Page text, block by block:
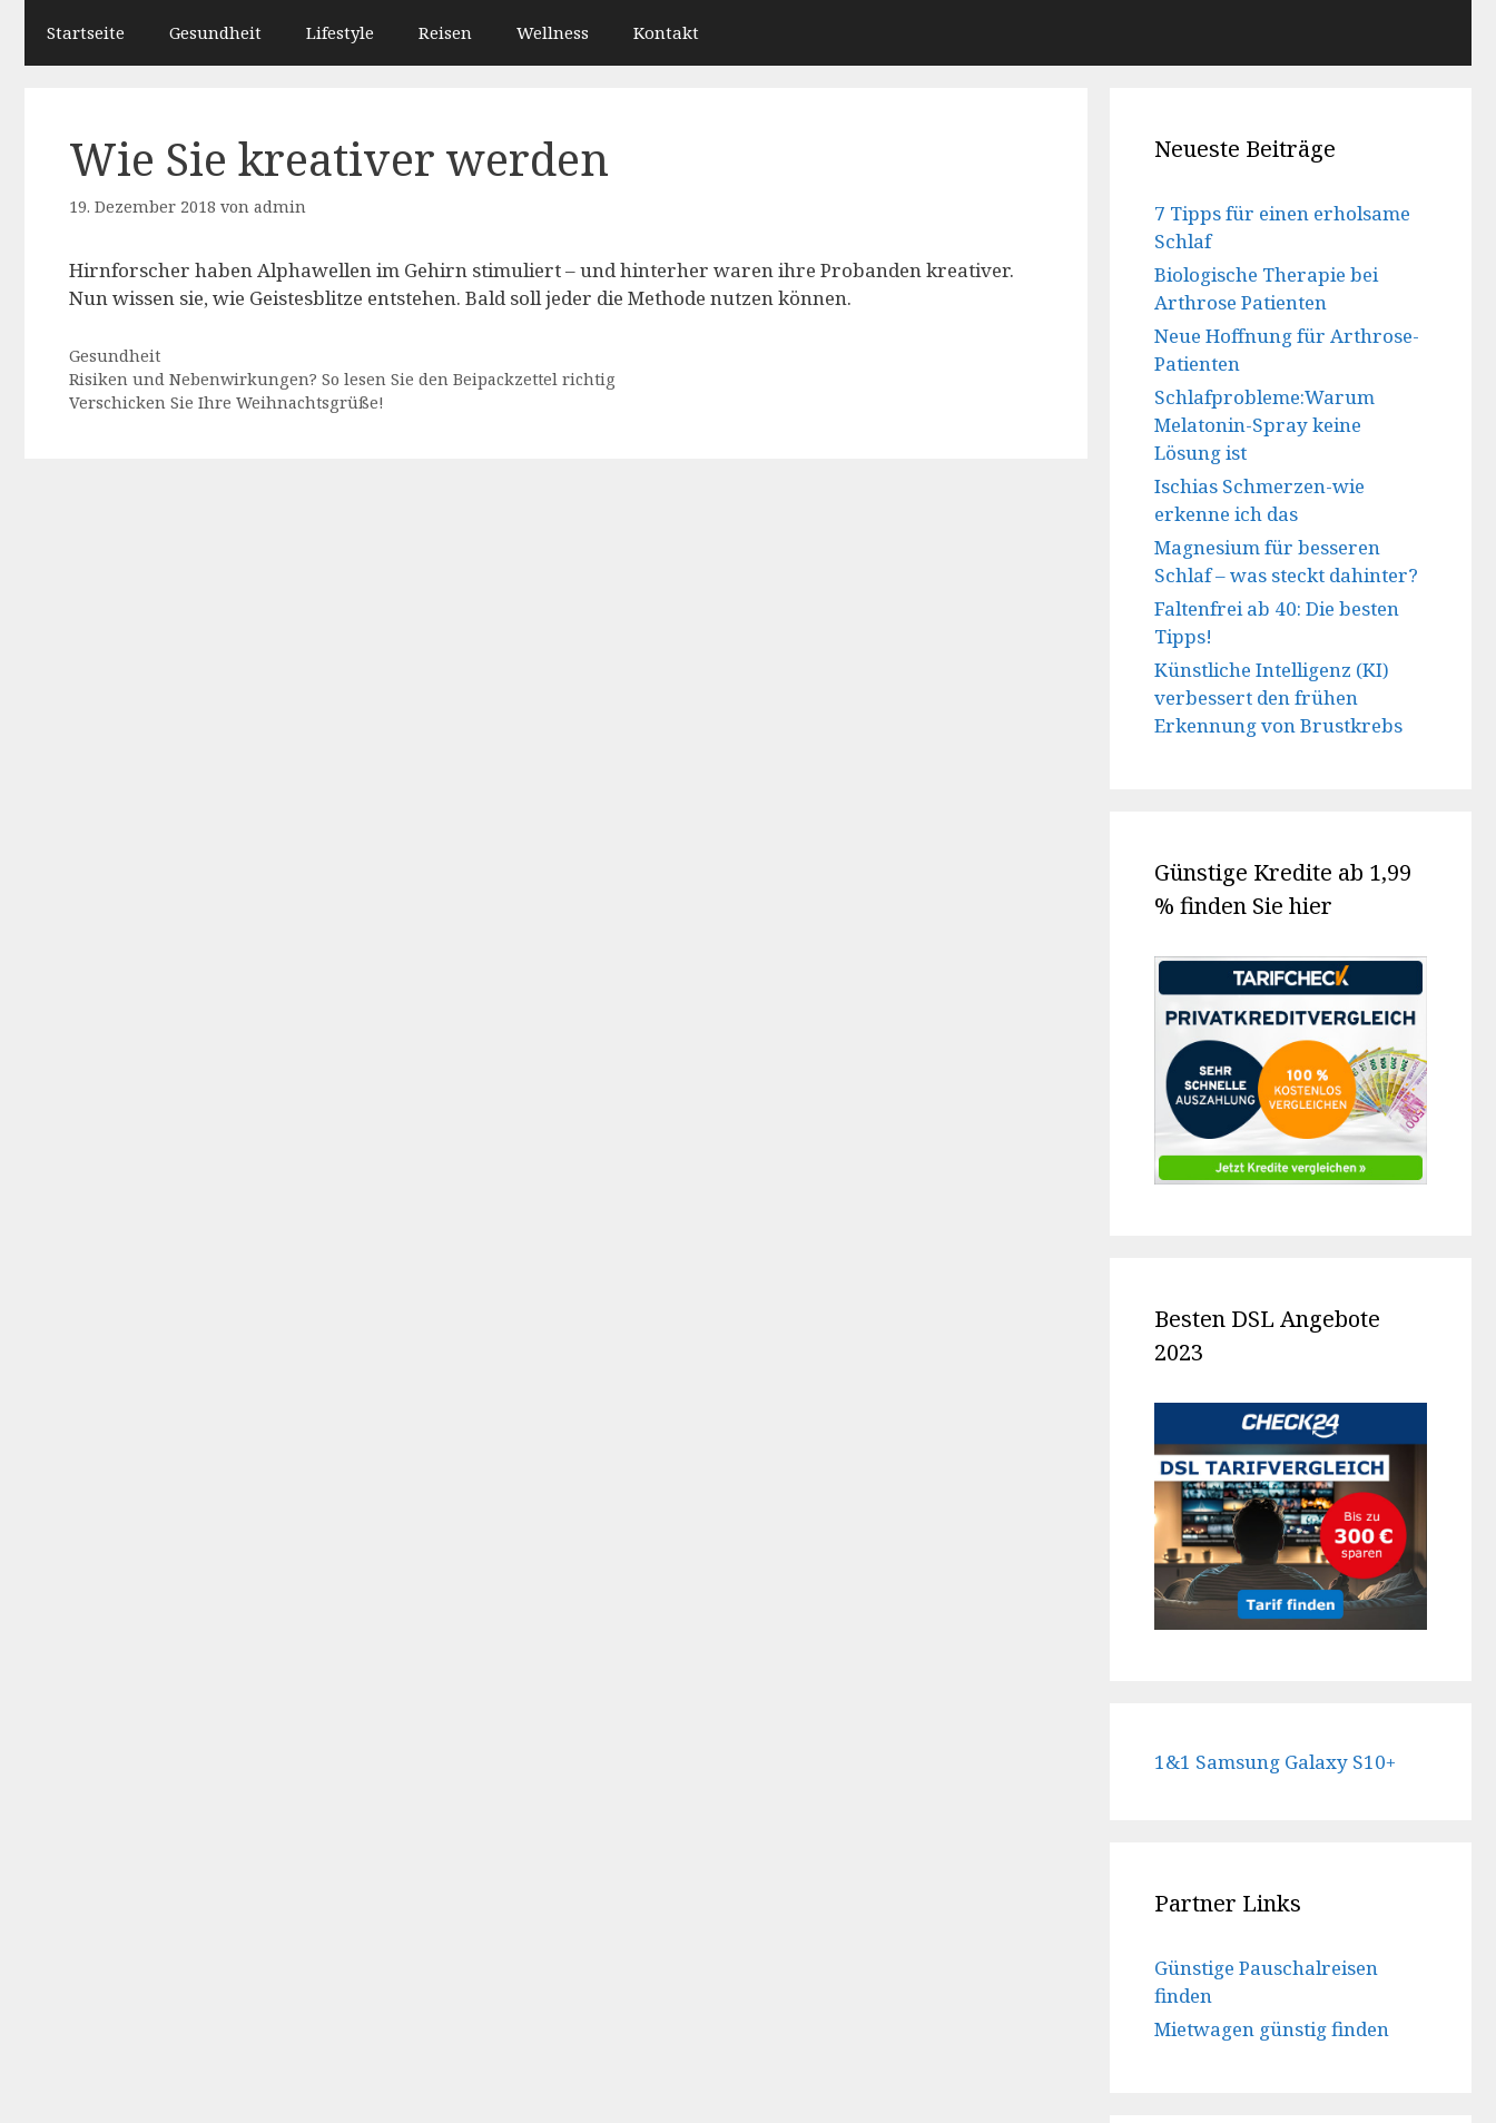
Startseite Gesundheit Lifestyle Reisen Wellness Kontakt
Wie Sie kreativer werden
19. Dezember 2018 von admin
Hirnforscher haben Alphawellen im Gehirn stimuliert – und hinterher waren ihre Probanden kreativer.
Nun wissen sie, wie Geistesblitze entstehen. Bald soll jeder die Methode nutzen können.
Kategorien
Gesundheit
Risiken und Nebenwirkungen? So lesen Sie den Beipackzettel richtig
Verschicken Sie Ihre Weihnachtsgrüße!
Neueste Beiträge
7 Tipps für einen erholsame
Schlaf
Biologische Therapie bei
Arthrose Patienten
Neue Hoffnung für Arthrose-
Patienten
Schlafprobleme:Warum
Melatonin-Spray keine
Lösung ist
Ischias Schmerzen-wie
erkenne ich das
Magnesium für besseren
Schlaf – was steckt dahinter?
Faltenfrei ab 40: Die besten
Tipps!
Künstliche Intelligenz (KI)
verbessert den frühen
Erkennung von Brustkrebs
Günstige Kredite ab 1,99
% finden Sie hier
Besten DSL Angebote
2023
1&1 Samsung Galaxy S10+
Partner Links
Günstige Pauschalreisen
finden
Mietwagen günstig finden